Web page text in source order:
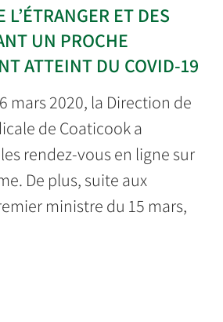
L’ÉTRANGER ET DES
UN PROCHE
ATTEINT DU COVID-19
mars 2020, la Direction de
de Coaticook a
rendez-vous en ligne sur
De plus, suite aux
ministre du 15 mars,